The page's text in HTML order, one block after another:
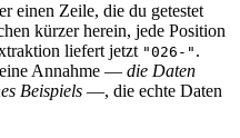
einen Zeile, die du getestet
kürzer herein, jede Position
liefert jetzt "026-" .
eine Annahme — die Daten
Beispiels —, die echte Daten